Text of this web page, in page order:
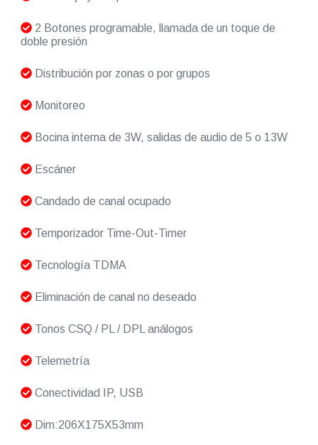
2 Botones programable, llamada de un toque de
doble presión
Distribución por zonas o por grupos
Monitoreo
Bocina interna de 3W, salidas de audio de 5 o 13W
Escáner
Candado de canal ocupado
Temporizador Time-Out-Timer
Tecnología TDMA
Eliminación de canal no deseado
Tonos CSQ / PL / DPL análogos
Telemetría
Conectividad IP, USB
Dim:206X175X53mm